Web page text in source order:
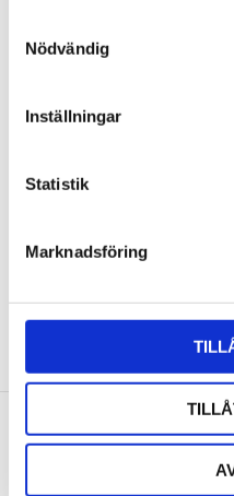
Nödvändig
Inställningar
Statistik
Marknadsföring
NYHETSBREV
Anmäl dig till vårt
senaste nyheterna!